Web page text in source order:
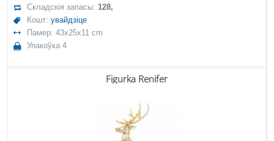
Складскія запасы:128,
Кошт:увайдзіце
Памер: 43x25x11 cm
Упакоўка 4
Figurka Renifer